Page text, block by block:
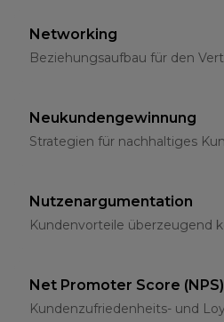
Networking
Beziehungsaufbau für den
Neukundengewinnung
Strategien für nachhaltiges
Nutzenargumentation
Kundenvorteile überzeugend
Net Promoter Score (NPS)
Kundenzufriedenheits- und